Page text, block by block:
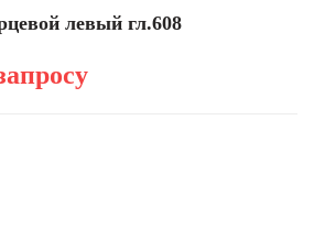
левый гл.608